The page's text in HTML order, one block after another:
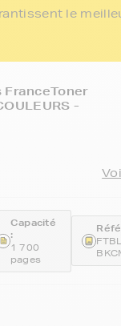
le
-
Capacité
:
1 700
pages